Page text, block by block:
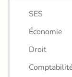
SES
Économie
Droit